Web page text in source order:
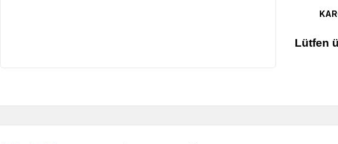
Lütfen